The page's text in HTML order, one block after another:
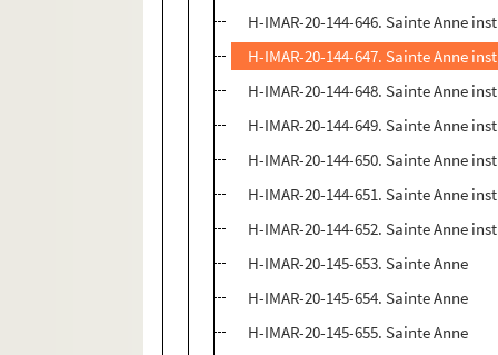
H-IMAR-20-144-646. Sainte Anne
H-IMAR-20-144-647. Sainte Anne
H-IMAR-20-144-648. Sainte Anne
H-IMAR-20-144-649. Sainte Anne
H-IMAR-20-144-650. Sainte Anne
H-IMAR-20-144-651. Sainte Anne
H-IMAR-20-144-652. Sainte Anne
H-IMAR-20-145-653. Sainte Anne
H-IMAR-20-145-654. Sainte Anne
H-IMAR-20-145-655. Sainte Anne